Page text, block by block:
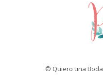
© Quiero una